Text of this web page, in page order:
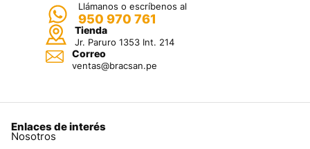
Llámanos o escríbenos al
950 970 761
Tienda
Jr. Paruro 1353 Int. 214
Correo
ventas@bracsan.pe
Enlaces de interés
Nosotros